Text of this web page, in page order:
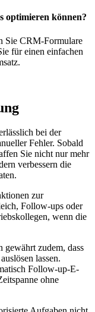
optimieren können?
Sie CRM-Formulare
für einen einfachen
bei der
Fehler. Sobald
Sie nicht nur mehr
verbessern die
zur
Follow-ups oder
wenn die
zudem, dass
lassen.
Follow-up-E-
ohne